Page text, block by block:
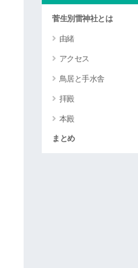
菅生別雷神社とは
由緒
アクセス
鳥居と手水舎
拝殿
本殿
まとめ